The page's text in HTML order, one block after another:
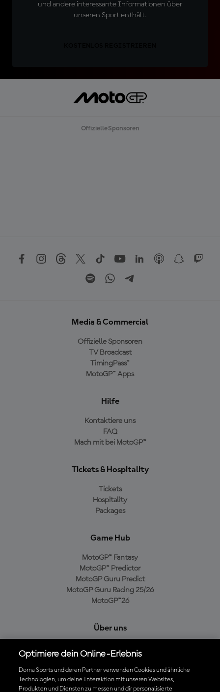
und andere interessante Informationen über
unseren Sport enthält.
Offizielle Sponsoren
Media & Commercial
Offizielle Sponsoren
TV Broadcast
TimingPass™
MotoGP™ Apps
Hilfe
Kontaktiere uns
FAQ
Mach mit bei MotoGP™
Tickets & Hospitality
Tickets
Hospitality
Packages
Game Hub
MotoGP™ Fantasy
MotoGP™ Predictor
MotoGP Guru Predict
MotoGP Guru Racing 25/26
MotoGP™26
Über uns
Cookie-Richtlinien
Geschäftsbedingungen
Datenschutzrichtlinien
Optimiere dein Online-Erlebnis
Dorna Sports und deren Partner verwenden Cookies und ähnliche
Technologien, um deine Interaktion mit unseren Websites,
Produkten und Diensten zu messen und dir personalisierte